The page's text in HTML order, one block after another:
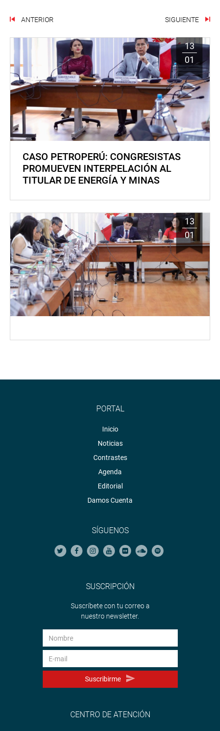
ANTERIOR SIGUIENTE
13
01
CASO PETROPERÚ: CONGRESISTAS
PROMUEVEN INTERPELACIÓN AL
TITULAR DE ENERGÍA Y MINAS
13
01
PORTAL
Inicio
Noticias
Contrastes
Agenda
Editorial
Damos Cuenta
SÍGUENOS
SUSCRIPCIÓN
Suscríbete con tu correo a
nuestro newsletter.
Suscribirme
CENTRO DE ATENCIÓN